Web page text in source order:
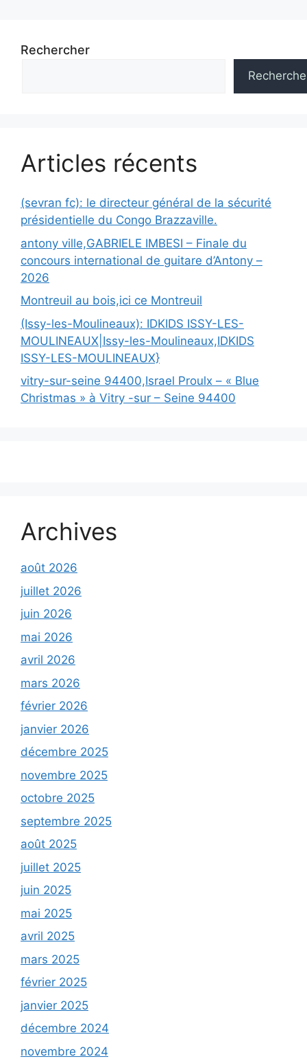
Rechercher
Articles récents
(sevran fc): le directeur général de la sécurité
présidentielle du Congo Brazzaville.
antony ville,GABRIELE IMBESI – Finale du
concours international de guitare d’Antony –
2026
Montreuil au bois,ici ce Montreuil
(Issy-les-Moulineaux): IDKIDS ISSY-LES-
MOULINEAUX|Issy-les-Moulineaux,IDKIDS
ISSY-LES-MOULINEAUX}
vitry-sur-seine 94400,Israel Proulx – « Blue
Christmas » à Vitry -sur – Seine 94400
Archives
août 2026
juillet 2026
juin 2026
mai 2026
avril 2026
mars 2026
février 2026
janvier 2026
décembre 2025
novembre 2025
octobre 2025
septembre 2025
août 2025
juillet 2025
juin 2025
mai 2025
avril 2025
mars 2025
février 2025
janvier 2025
décembre 2024
novembre 2024